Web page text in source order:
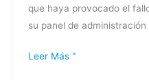
que haya provocado el
su panel de
conectarme
a
Leer Más "